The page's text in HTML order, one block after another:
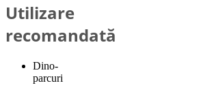
Utilizare
recomandată
Dino-
parcuri